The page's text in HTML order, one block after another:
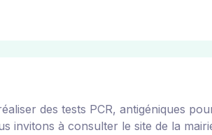
des tests PCR, antigéniques
invitons à consulter le site de la